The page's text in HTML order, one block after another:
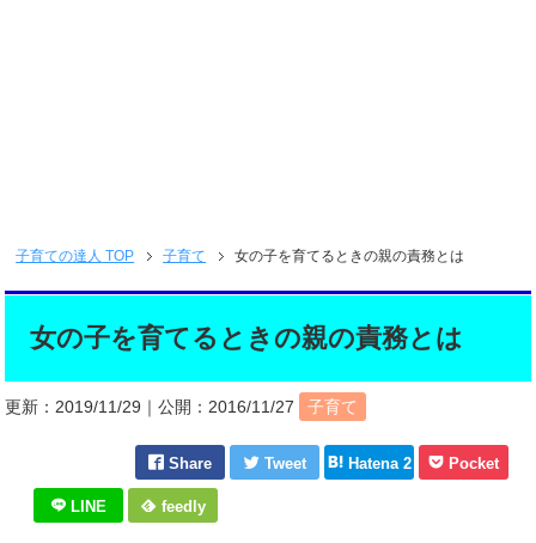
子育ての達人 TOP 子育て 女の子を育てるときの親の責務とは
女の子を育てるときの親の責務とは
更新：2019/11/29 ｜公開：2016/11/27 子育て
Share Tweet Hatena 2 Pocket
LINE feedly